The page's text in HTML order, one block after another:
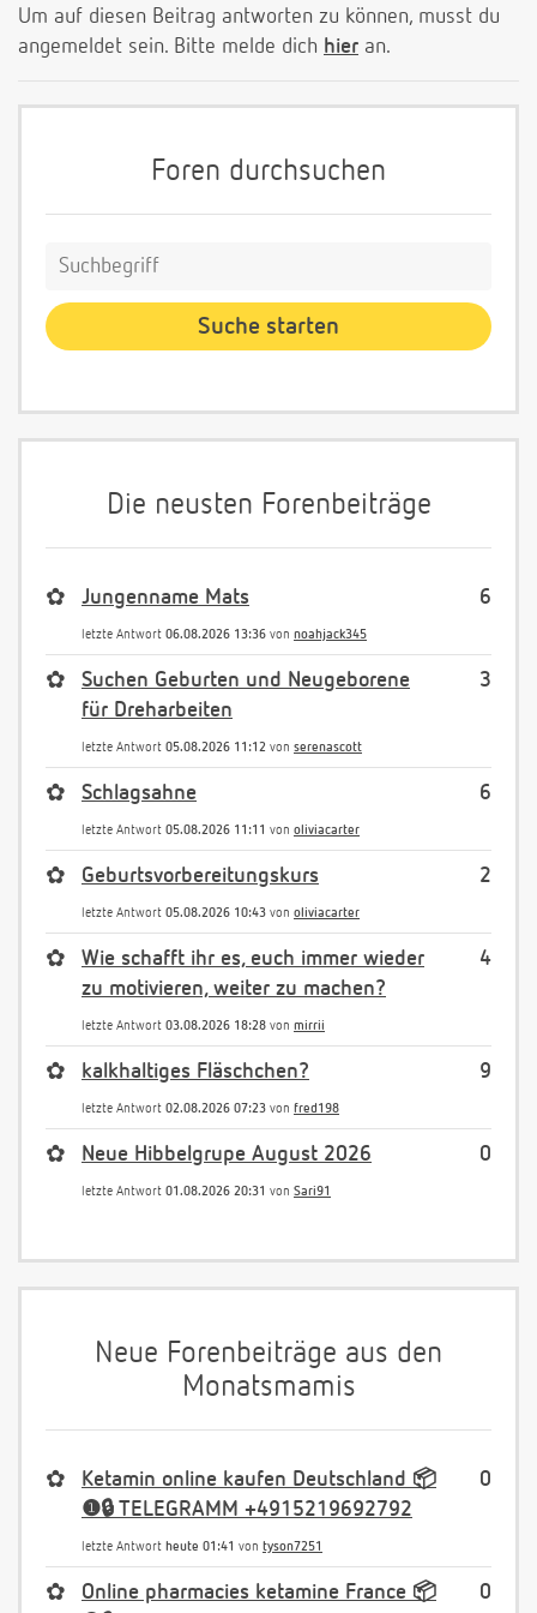
Um auf diesen Beitrag antworten zu können, musst du
angemeldet sein. Bitte melde dich hier an.
Foren durchsuchen
Die neusten Forenbeiträge
6
✿ Jungenname Mats
letzte Antwort 06.08.2026 13:36 von noahjack345
3
✿
Suchen Geburten und Neugeborene
für Dreharbeiten
letzte Antwort 05.08.2026 11:12 von serenascott
6
✿ Schlagsahne
letzte Antwort 05.08.2026 11:11 von oliviacarter
2
✿ Geburtsvorbereitungskurs
letzte Antwort 05.08.2026 10:43 von oliviacarter
4
✿
Wie schafft ihr es, euch immer wieder
zu motivieren, weiter zu machen?
letzte Antwort 03.08.2026 18:28 von mirrii
9
✿ kalkhaltiges Fläschchen?
letzte Antwort 02.08.2026 07:23 von fred198
0
✿ Neue Hibbelgrupe August 2026
letzte Antwort 01.08.2026 20:31 von Sari91
Neue Forenbeiträge aus den
Monatsmamis
0
✿
Ketamin online kaufen Deutschland 📦
❶🔒 TELEGRAMM +4915219692792
letzte Antwort heute 01:41 von tyson7251
0
✿
Online pharmacies ketamine France 📦